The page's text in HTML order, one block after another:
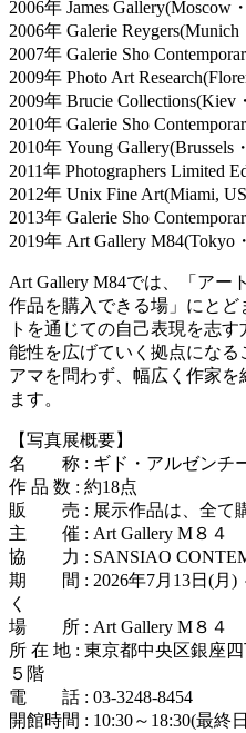
2006年 James Gallery(Moscow
2006年 Galerie Reygers(Munich
2007年 Galerie Sho
2009年 Photo Art
2009年 Brucie Collections(Kiev
2010年 Galerie Sho
2010年 Young Gallery(Brussels
2011年 Photographers Limited
2012年 Unix Fine Art(Miami,
2013年 Galerie Sho
2019年 Art Gallery M84(Tokyo
Art Gallery M84では、「アー
作品を購入できる場」にと
トを通じての自己表現を志
能性を広げていく拠点になる
アマを問わず、幅広く作家
ます。
【写真展概要】
名 称 : ギド・アルゼンチー
作 品 数 : 約18点
販 売 : 展示作品は、全て
主 催 : Art Gallery M８４
協 力 : SANSIAO
期 間 : 2026年7月13日(月)
く
場 所 : Art Gallery M８４
所 在 地 : 東京都中央区銀座
５階
電 話 : 03-3248-8454
開館時間 : 10:30～18:30(最終